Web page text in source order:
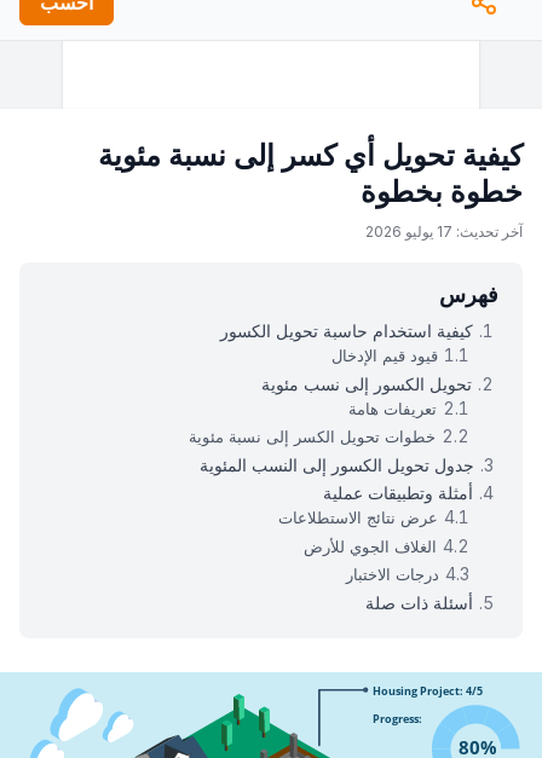
كيفية تحويل أي كسر إلى نسبة مئوية
خطوة بخطوة
آخر تحديث: 17 يوليو 2026
فهرس
كيفية استخدام حاسبة تحويل الكسور
قيود قيم الإدخال
تحويل الكسور إلى نسب مئوية
تعريفات هامة
خطوات تحويل الكسر إلى نسبة مئوية
جدول تحويل الكسور إلى النسب المئوية
أمثلة وتطبيقات عملية
عرض نتائج الاستطلاعات
الغلاف الجوي للأرض
درجات الاختبار
أسئلة ذات صلة